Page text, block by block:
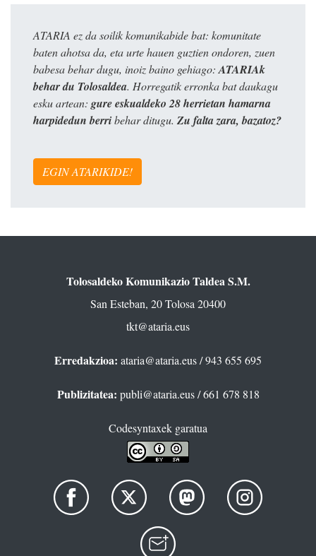
ATARIA ez da soilik komunikabide bat: komunitate
baten ahotsa da, eta urte hauen guztien ondoren, zuen
babesa behar dugu, inoiz baino gehiago: ATARIAk
behar du Tolosaldea. Horregatik erronka bat daukagu
esku artean: gure eskualdeko 28 herrietan hamarna
harpidedun berribehar ditugu. Zu falta zara, bazatoz?
EGIN ATARIKIDE!
Tolosaldeko Komunikazio Taldea S.M.
San Esteban, 20 Tolosa 20400
tkt@ataria.eus
Erredakzioa: ataria@ataria.eus/ 943 655 695
Publizitatea: publi@ataria.eus/ 661 678 818
Codesyntaxek garatua